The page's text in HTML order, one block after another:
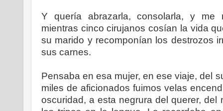
Y quería abrazarla, consolarla, y me
mientras cinco cirujanos cosían la vida
su marido y recomponían los destrozos
sus carnes.
Pensaba en esa mujer, en ese viaje, del
miles de aficionados fuimos velas
oscuridad, a esta negrura del querer,